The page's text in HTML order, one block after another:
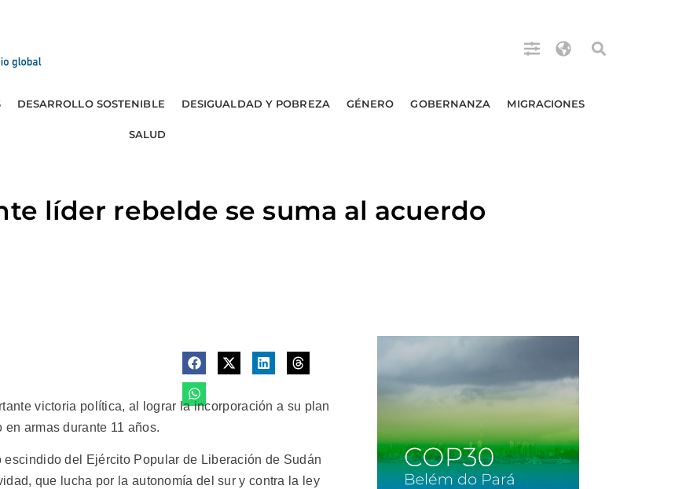
DESARROLLO SOSTENIBLE DESIGUALDAD Y POBREZA GÉNERO GOBERNANZA MIGRACIONES
SALUD
líder rebelde se suma al acuerdo
victoria política, al lograr la incorporación a su plan
armas durante 11 años.
del Ejército Popular de Liberación de Sudán
que lucha por la autonomía del sur y contra la ley